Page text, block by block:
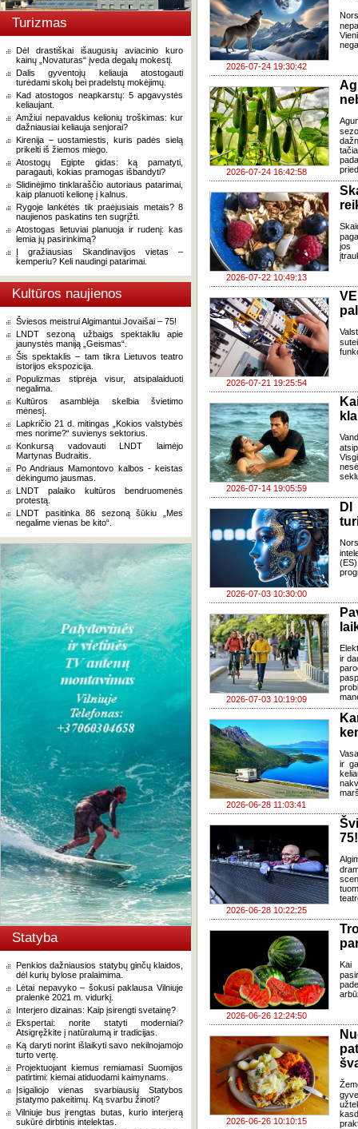
Turizmas
Dėl drastiškai išaugusių aviacinio kuro
kainų „Novaturas“ įveda degalų mokestį.
Dalis gyventojų keliauja atostogauti
turėdami skolų bei pradelstų mokėjimų.
Kad atostogos neapkarstų: 5 apgavystės
keliaujant.
Amžiui nepavaldus kelionių troškimas: kur
dažniausiai keliauja senjorai?
Kirenija – uostamiestis, kuris padės sielą
prikelti iš žiemos miego.
Atostogų Egipte gidas: ką pamatyti,
paragauti, kokias pramogas išbandyti?
Slidinėjimo tinklaraščio autoriaus patarimai,
kaip planuoti kelionę į kalnus.
Rygoje lankėtės tik praėjusiais metais? 8
naujienos paskatins ten sugrįžti.
Atostogas lietuviai planuoja ir rudenį: kas
lemia jų pasirinkimą?
Į gražiausias Skandinavijos vietas –
kemperiu? Keli naudingi patarimai.
Kultūros naujienos
Šviesos meistrui Algimantui Jovaišai – 75!
LNDT sezoną užbaigs spektakliu apie
jaunystės maniją „Geismas“.
Šis spektaklis – tam tikra Lietuvos teatro
istorijos ekspozicija.
Populizmas stiprėja visur, atsipalaiduoti
negalima.
Kultūros asamblėja skelbia švietimo
mėnesį.
Lapkričio 21 d. mitingas „Kokios valstybės
mes norime?“ suvienys sektorius.
Konkursą vadovauti LNDT laimėjo
Martynas Budraitis.
Po Andriaus Mamontovo kalbos - keistas
dėkingumo jausmas.
LNDT palaiko kultūros bendruomenės
protestą.
LNDT pasitinka 86 sezoną šūkiu „Mes
negalime vienas be kito“.
Statyba
Penkios dažniausios statybų ginčų klaidos,
dėl kurių bylose pralaimima.
Lėtai nepavyko – šokusi paklausa Vilniuje
pralenkė 2021 m. vidurkį.
Interjero dizainas: Kaip įsirengti svetainę?
Ekspertai: norite statyti moderniai?
Atsigręžkite į natūralumą ir tradicijas.
Ką daryti norint išlaikyti savo nekilnojamojo
turto vertę.
Projektuojant kiemus remiamasi Suomijos
patirtimi: kiemai atiduodami kaimynams.
Įsigaliojo vienas svarbiausių Statybos
įstatymo pakeitimų. Ką svarbu žinoti?
Vilniuje bus įrengtas butas, kurio interjerą
sukūrė dirbtinis intelektas.
2026-07-24 19:30:42
2026-07-24 16:42:58
2026-07-22 10:49:13
jos
2026-07-21 19:25:54
2026-07-14 19:05:59
2026-07-03 10:30:00
2026-07-03 10:19:09
ir
2026-06-28 11:03:41
ir
2026-06-28 10:22:25
75!
2026-06-26 12:24:50
Kai
2026-06-26 10:10:15